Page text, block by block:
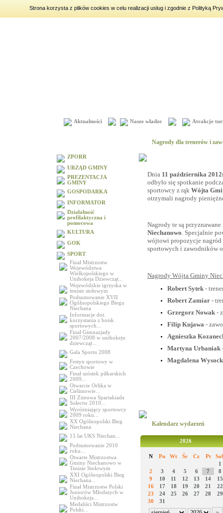
Strona korzysta z plików cookies w celu realizacji usług i zgodnie z Polityką
piątek7 sierpnia 2026|imieniny:Dorota, Konrad, Kajetan
Aktualności Nasze władze Atrakcje
ZPORR
URZĄD GMINY
PREZENTACJA
GMINY
GOSPODARKA
INFORMATOR
Działalność
profilaktyczna i
pomocowa
KULTURA
GOK
SPORT
Finał Mistrzostw
Województwa
Wielkopolskiego w
Unihokeja Dziewcząt...
Wojewódzkie igrzyska w
tenisie stołowym
Podsumowanie XVII
Ogólnopolskiego Biegu
Niechana
Informacje dot.
korzystania z boisk
sportowych...
Finał Gimnazjady
2007/2008 w unihokeju
dziewcząt...
Gala Sportu 2008
Festyn sportowy w
Czechowie
Finał szóstek piłkarskich
2009...
Otwarcie Orlika w
Cielimowie...
III Zimowa Spartakiada
Sołectw 2010...
Wyróżniający sportowcy
2009 roku...
XX Ogólnopolski Bieg
Niechana
15 lat UKS Niechan...
Podsumowanie 2010
roku...
Otwarte Mistrzostwa
Gminy Niechanowo w
Tenisie Stołowym
XXI Ogólnopolski Bieg
Niechana...
Finał Mistrzostw Polski
Juniorów Młodszych w
Unihokeja...
Medaliści Mistrzostw
Polski...
Nagrody dla trenerów i
Dnia 11 października
odbyło się spotkanie
sportowcy z rąk Wójta
otrzymali nagrody
Nagrody te są
Niechanowo. Specjalnie
wójtowi propozycje
sportowych i zawodników
Nagrody Wójta Gminy
Robert Sytek -
Robert Zamiar -
Grzegorz Nowak -
Filip Kujawa -
Agnieszka
Martyna Urbaniak
Magdalena
Kalendarz wydarzeń
2026
N Pn Wt Śr Cz Pt
1
2
3 4 5 6 7
8
9
10 11 12 13 14
15
16
17 18 19 20 21
22
23
24 25 26 27 28
29
30
31